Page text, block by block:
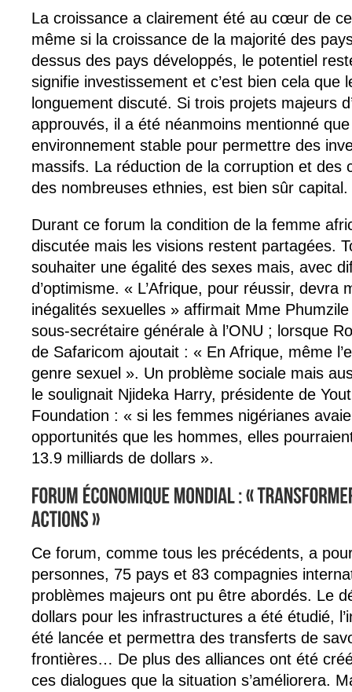
La croissance a clairement été au cœur de
même si la croissance de la majorité des
dessus des pays développés, le potentiel
signifie investissement et c’est bien cela que
longuement discuté. Si trois projets majeurs
approuvés, il a été néanmoins mentionné
environnement stable pour permettre des
massifs. La réduction de la corruption et des
des nombreuses ethnies, est bien sûr capital.
Durant ce forum la condition de la femme
discutée mais les visions restent partagées.
souhaiter une égalité des sexes mais, avec
d’optimisme. « L’Afrique, pour réussir, devra
inégalités sexuelles » affirmait Mme
sous-secrétaire générale à l’ONU ; lorsque
de Safaricom ajoutait : « En Afrique, même
genre sexuel ». Un problème sociale mais
le soulignait Njideka Harry, présidente de
Foundation : « si les femmes nigérianes
opportunités que les hommes, elles
13.9 milliards de dollars ».
Ce forum, comme tous les précédents, a
personnes, 75 pays et 83 compagnies
problèmes majeurs ont pu être abordés. Le
dollars pour les infrastructures a été étudié,
été lancée et permettra des transferts de
frontières… De plus des alliances ont été
ces dialogues que la situation s’améliorera.